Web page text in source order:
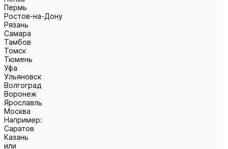
Пермь
Ростов-на-Дону
Рязань
Самара
Тамбов
Томск
Тюмень
Уфа
Ульяновск
Волгоград
Воронеж
Ярославль
Москва
Например:
Саратов
Казань
или